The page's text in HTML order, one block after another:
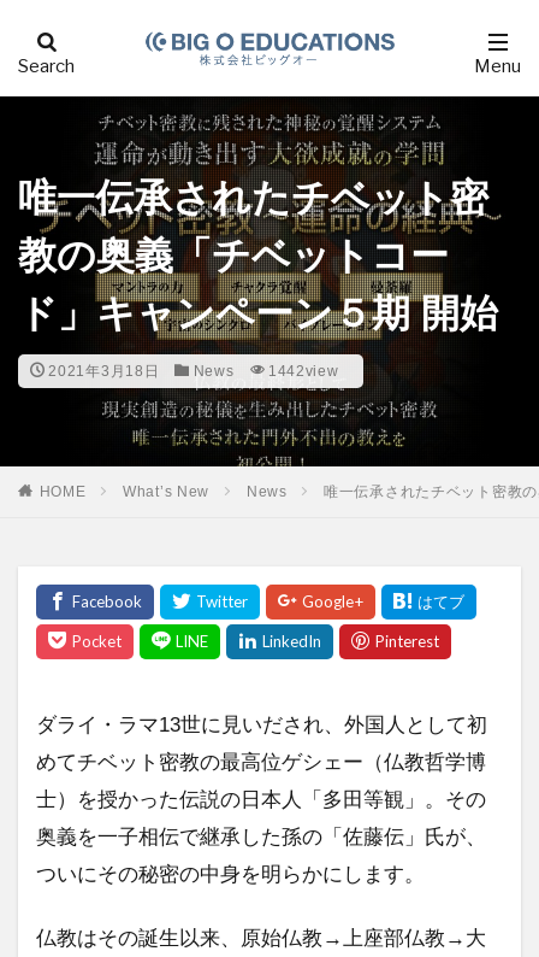
唯一伝承されたチベット密
教の奥義「チベットコー
ド」キャンペーン５期 開始
2021年3月18日 News 1442view
HOME What’s New News 唯一伝承されたチベット密教
ダライ・ラマ13世に見いだされ、外国人として初
めてチベット密教の最高位ゲシェー（仏教哲学博
士）を授かった伝説の日本人「多田等観」。その
奥義を一子相伝で継承した孫の「佐藤伝」氏が、
ついにその秘密の中身を明らかにします。
仏教はその誕生以来、原始仏教→上座部仏教→大